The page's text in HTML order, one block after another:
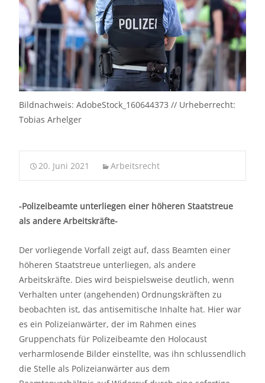
Bildnachweis: AdobeStock_160644373 // Urheberrecht:
Tobias Arhelger
20. Juni 2021 Arbeitsrecht
-Polizeibeamte unterliegen einer höheren Staatstreue
als andere Arbeitskräfte-
Der vorliegende Vorfall zeigt auf, dass Beamten einer
höheren Staatstreue unterliegen, als andere
Arbeitskräfte. Dies wird beispielsweise deutlich, wenn
Verhalten unter (angehenden) Ordnungskräften zu
beobachten ist, das antisemitische Inhalte hat. Hier war
es ein Polizeianwärter, der im Rahmen eines
Gruppenchats für Polizeibeamte den Holocaust
verharmlosende Bilder einstellte, was ihn schlussendlich
die Stelle als Polizeianwärter aus dem